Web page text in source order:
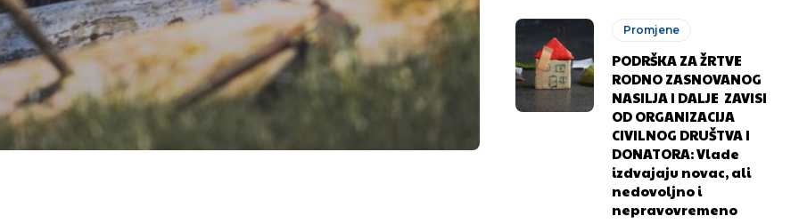
Promjene
PODRŠKA ZA ŽRTVE
RODNO ZASNOVANOG
NASILJA I DALJE ZAVISI
OD ORGANIZACIJA
CIVILNOG DRUŠTVA I
DONATORA: Vlade
izdvajaju novac, ali
nedovoljno i
nepravovremeno